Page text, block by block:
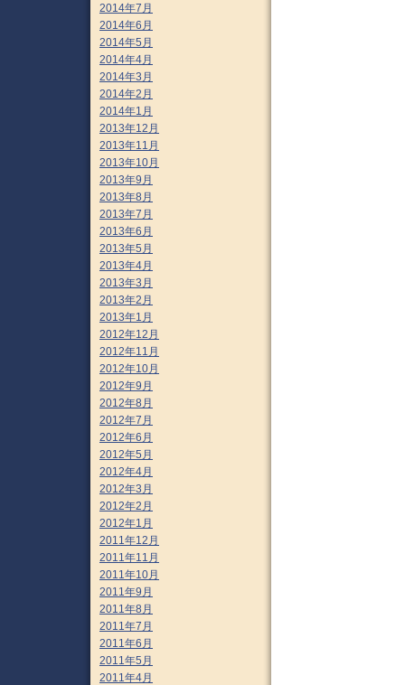
2014年7月
2014年6月
2014年5月
2014年4月
2014年3月
2014年2月
2014年1月
2013年12月
2013年11月
2013年10月
2013年9月
2013年8月
2013年7月
2013年6月
2013年5月
2013年4月
2013年3月
2013年2月
2013年1月
2012年12月
2012年11月
2012年10月
2012年9月
2012年8月
2012年7月
2012年6月
2012年5月
2012年4月
2012年3月
2012年2月
2012年1月
2011年12月
2011年11月
2011年10月
2011年9月
2011年8月
2011年7月
2011年6月
2011年5月
2011年4月